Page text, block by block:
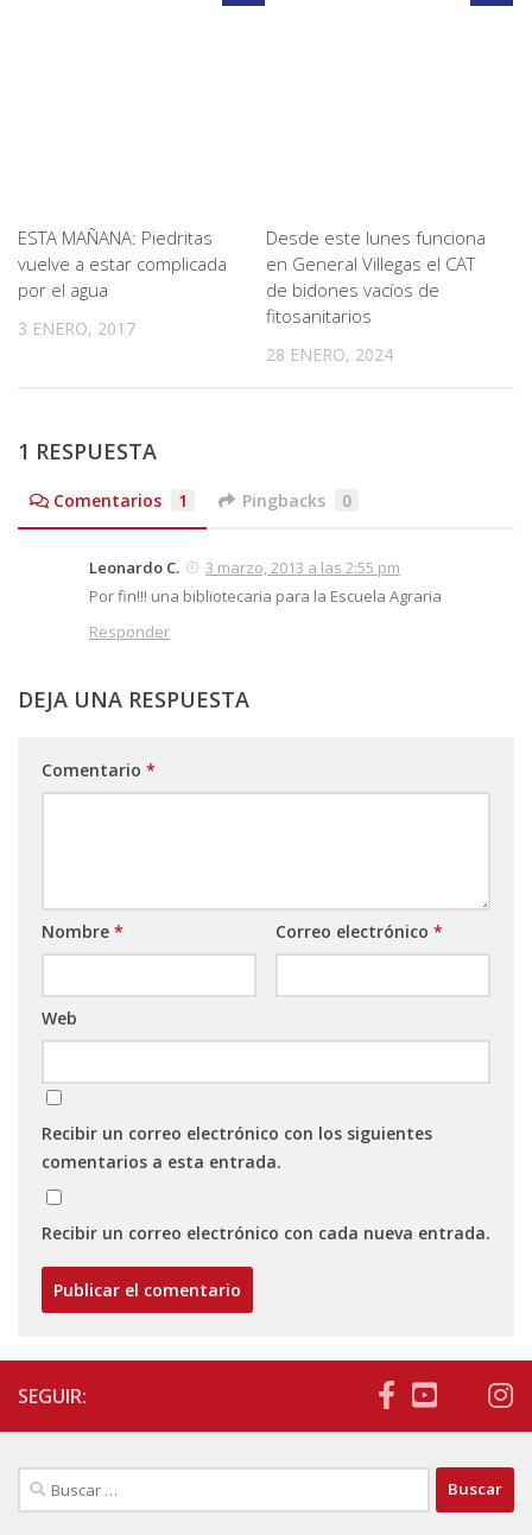
ESTA MAÑANA: Piedritas
vuelve a estar complicada
por el agua
3 ENERO, 2017
Desde este lunes funciona
en General Villegas el CAT
de bidones vacíos de
fitosanitarios
28 ENERO, 2024
1 RESPUESTA
Comentarios 1 Pingbacks 0
Leonardo C.
3 marzo, 2013 a las 2:55 pm
Por fin!!! una bibliotecaria para la Escuela Agraria
Responder
DEJA UNA RESPUESTA
Comentario *
Nombre * Correo electrónico *
Web
Recibir un correo electrónico con los siguientes
comentarios a esta entrada.
Recibir un correo electrónico con cada nueva entrada.
SEGUIR:
Buscar: